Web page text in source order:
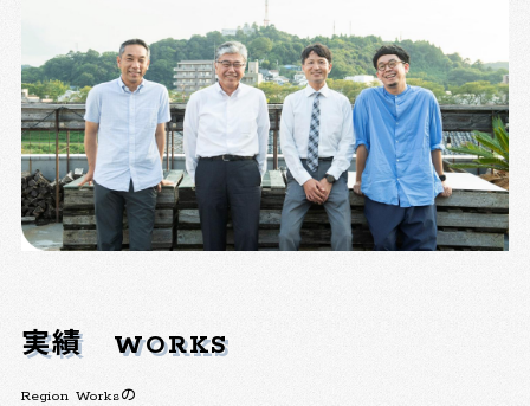
実績 WORKS
Region Worksの